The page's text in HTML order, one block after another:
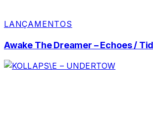
LANÇAMENTOS
Awake The Dreamer – Echoes /